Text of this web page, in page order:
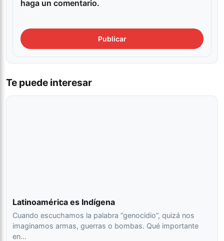
haga un comentario.
Te puede interesar
Latinoamérica es Indígena
Cuando escuchamos la palabra “genocidio”, quizá nos
imaginamos armas, guerras o bombas. Qué importante
en…